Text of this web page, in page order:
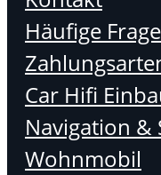
Häufige
Car Hifi
Navigation &
Wohnmobil